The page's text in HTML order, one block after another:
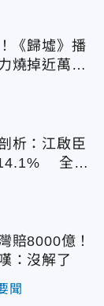
《歸墟》播
燒掉近萬台
析：江啟臣
14.1% 全世
賠8000億！
：沒解了
聞